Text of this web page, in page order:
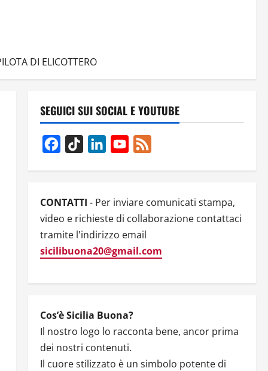
DI ELICOTTERO
SEGUICI SUI SOCIAL E YOUTUBE
Facebook
TikTok LinkedInYouTube
CONTATTI - Per inviare comunicati stampa,
video e richieste di collaborazione contattaci
tramite l'indirizzo email
sicilibuona20@gmail.com
Cos’è Sicilia Buona?
Il nostro logo lo racconta bene, ancor prima
dei nostri contenuti.
Il cuore stilizzato è un simbolo potente di